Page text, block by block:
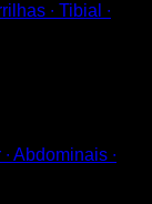
∙ Tibial ∙
Abdominais ∙